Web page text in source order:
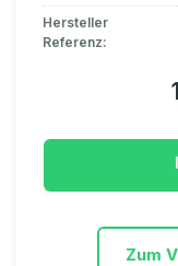
Hersteller
Referenz:
Zum